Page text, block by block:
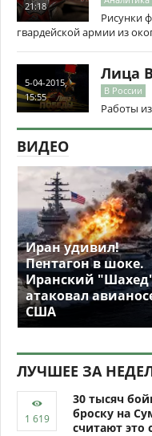
21:18
Рисунки
гвардейской армии из
5-04-2015,
15:55
Лица
В России
Работы
ВИДЕО
Иран удивил!
Пентагон в шоке.
Иранский
атаковал
США
ЛУЧШЕЕ ЗА
30 тысяч
броску на
считают